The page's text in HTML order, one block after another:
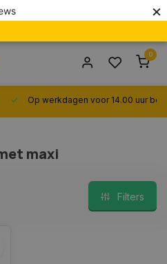
×
0
Op werkdagen voor 14.00 uur
maxi
Filters